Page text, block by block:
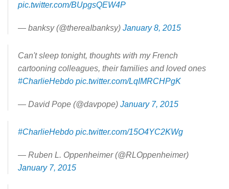
pic.twitter.com/BUpgsQEW4P
— banksy (@thereaIbanksy) January 8, 2015
Can't sleep tonight, thoughts with my French
cartooning colleagues, their families and loved ones
#CharlieHebdo pic.twitter.com/LqIMRCHPgK
— David Pope (@davpope) January 7, 2015
#CharlieHebdo pic.twitter.com/15O4YC2KWg
— Ruben L. Oppenheimer (@RLOppenheimer)
January 7, 2015